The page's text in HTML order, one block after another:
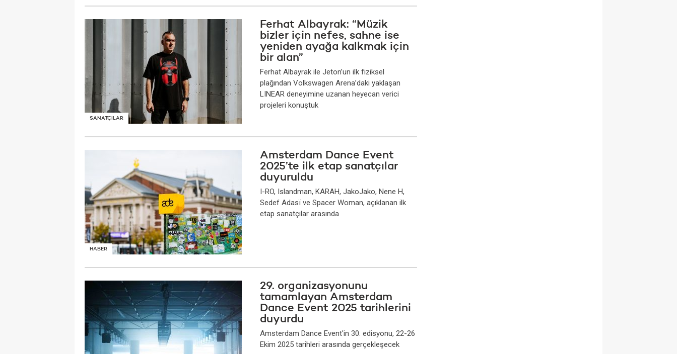
SANATÇILAR
Ferhat Albayrak: “Müzik
bizler için nefes, sahne ise
yeniden ayağa kalkmak için
bir alan”
Ferhat Albayrak ile Jeton’un ilk fiziksel
plağından Volkswagen Arena’daki yaklaşan
LINEAR deneyimine uzanan heyecan verici
projeleri konuştuk
HABER
Amsterdam Dance Event
2025’te ilk etap sanatçılar
duyuruldu
I-RO, Islandman, KARAH, JakoJako, Nene H,
Sedef Adasï ve Spacer Woman, açıklanan ilk
etap sanatçılar arasında
29. organizasyonunu
tamamlayan Amsterdam
Dance Event 2025 tarihlerini
duyurdu
Amsterdam Dance Event'in 30. edisyonu, 22-26
Ekim 2025 tarihleri arasında gerçekleşecek